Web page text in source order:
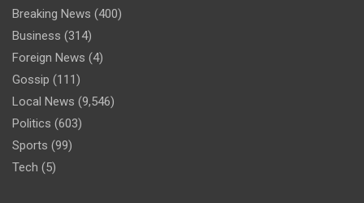
Breaking News (400)
Business (314)
Foreign News (4)
Gossip (111)
Local News (9,546)
Politics (603)
Sports (99)
Tech (5)